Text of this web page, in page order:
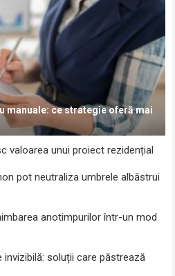
manuale: ce strategie oferă mai
valoarea unui proiect rezidențial
pot neutraliza umbrele albăstrui
anotimpurilor într-un mod
invizibilă: soluții care păstrează